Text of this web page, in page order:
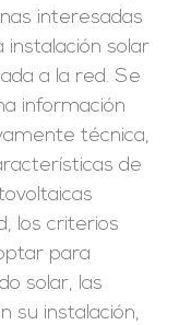
interesadas
instalación solar
a la red. Se
información
técnica,
de
los criterios
para
solar, las
su instalación,